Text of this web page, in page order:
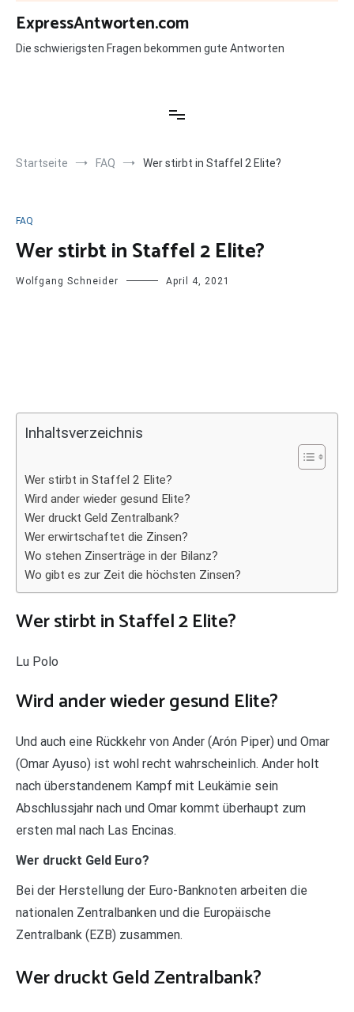
Zum
Inhalt
springen
ExpressAntworten.com
Die schwierigsten Fragen bekommen gute Antworten
Startseite FAQ Wer stirbt in Staffel 2 Elite?
FAQ
Wer stirbt in Staffel 2 Elite?
Wolfgang Schneider April 4, 2021
Inhaltsverzeichnis
Wer stirbt in Staffel 2 Elite?
Wird ander wieder gesund Elite?
Wer druckt Geld Zentralbank?
Wer erwirtschaftet die Zinsen?
Wo stehen Zinserträge in der Bilanz?
Wo gibt es zur Zeit die höchsten Zinsen?
Wer stirbt in Staffel 2 Elite?
Lu Polo
Wird ander wieder gesund Elite?
Und auch eine Rückkehr von Ander (Arón Piper) und Omar
(Omar Ayuso) ist wohl recht wahrscheinlich. Ander holt
nach überstandenem Kampf mit Leukämie sein
Abschlussjahr nach und Omar kommt überhaupt zum
ersten mal nach Las Encinas.
Wer druckt Geld Euro?
Bei der Herstellung der Euro-Banknoten arbeiten die
nationalen Zentralbanken und die Europäische
Zentralbank (EZB) zusammen.
Wer druckt Geld Zentralbank?